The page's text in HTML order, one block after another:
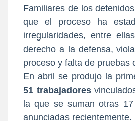
Familiares de los
que el proceso ha
irregularidades, entre
derecho a la defensa,
proceso y falta de pruebas
En abril se produjo la
51 trabajadores
la que se suman otras 17
anunciadas recientemente.